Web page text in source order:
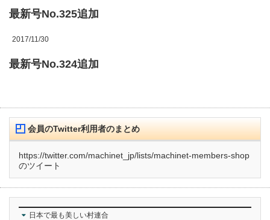
最新号No.325追加
2017/11/30
最新号No.324追加
会員のTwitter利用者のまとめ
https://twitter.com/machinet_jp/lists/machinet-members-shop
のツイート
日本で最も美しい村連合